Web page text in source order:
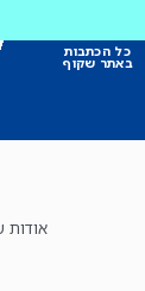
כל הכתבות
באתר שקוף
אודות